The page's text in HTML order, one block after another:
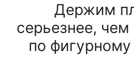
Держим
серьезнее,
по